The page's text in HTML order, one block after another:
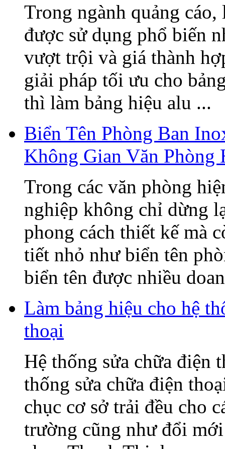
Trong ngành quảng
được sử dụng phổ biến
vượt trội và giá thành
giải pháp tối ưu cho
thì làm bảng hiệu alu ...
Biển Tên Phòng Ban
Không Gian Văn Phòng
Trong các văn phòng
nghiệp không chỉ dừng
phong cách thiết kế mà
tiết nhỏ như biển tên
biển tên được nhiều
Làm bảng hiệu cho hệ
thoại
Hệ thống sửa chữa điện
thống sửa chữa điện
chục cơ sở trải đều cho
trường cũng như đổi